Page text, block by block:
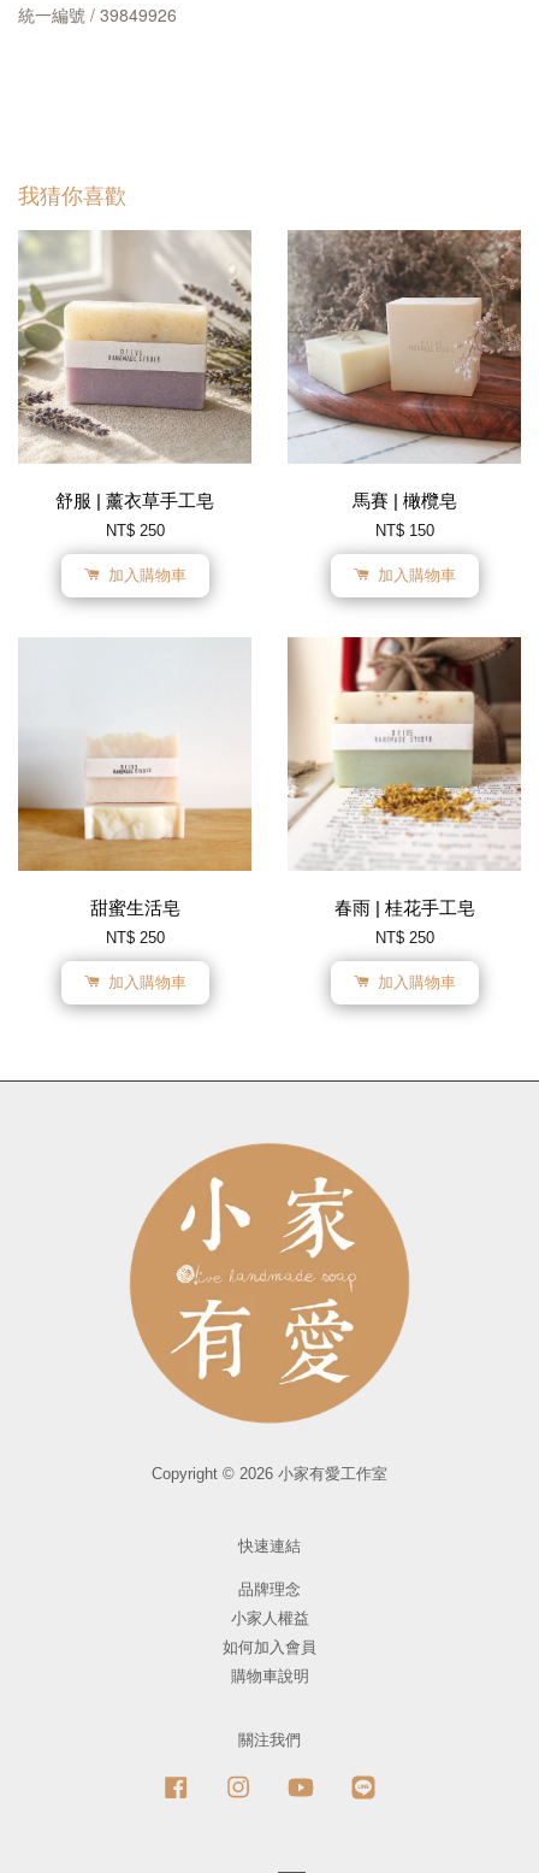
統一編號 / 39849926
我猜你喜歡
舒服 | 薰衣草手工皂
NT$ 250
加入購物車
馬賽 | 橄欖皂
NT$ 150
加入購物車
甜蜜生活皂
NT$ 250
加入購物車
春雨 | 桂花手工皂
NT$ 250
加入購物車
Copyright © 2026 小家有愛工作室
快速連結
品牌理念
小家人權益
如何加入會員
購物車說明
關注我們
Facebook Instagram YouTube